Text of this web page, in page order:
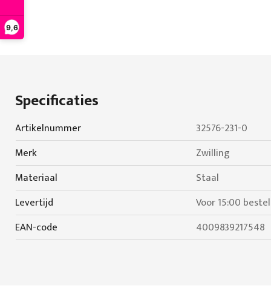
9,6Ga
van
de
afbeeldingen-
gallerij
Specificaties
Specificaties
Artikelnummer
32576-231-0
Merk
Zwilling
Materiaal
Staal
Levertijd
Voor 15:00
EAN-code
4009839217548